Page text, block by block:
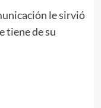
le sirvió
tiene de su